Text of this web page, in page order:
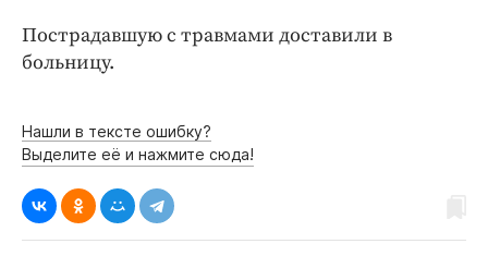
Пострадавшую с травмами доставили в
больницу.
Нашли в тексте ошибку?
Выделите её и нажмите сюда!